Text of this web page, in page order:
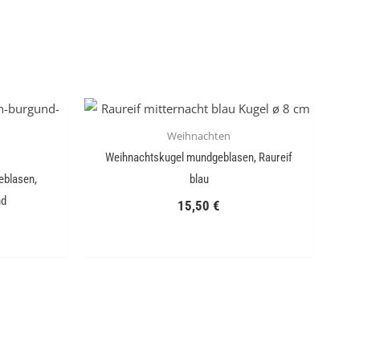
Weihnachten
Weihnachtskugel mundgeblasen, Raureif
blau
15,50 €